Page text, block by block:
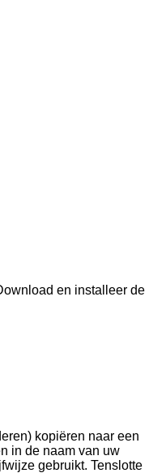
en installeer de
kopiëren naar een
in de naam van uw
gebruikt. Tenslotte